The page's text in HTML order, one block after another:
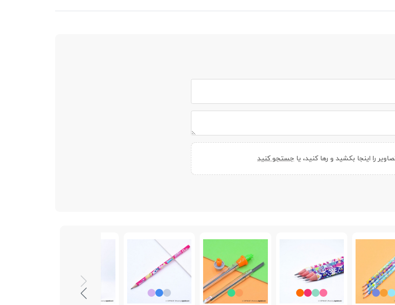
را اینجا بکشید و رها کنید، یا جستجو کنید